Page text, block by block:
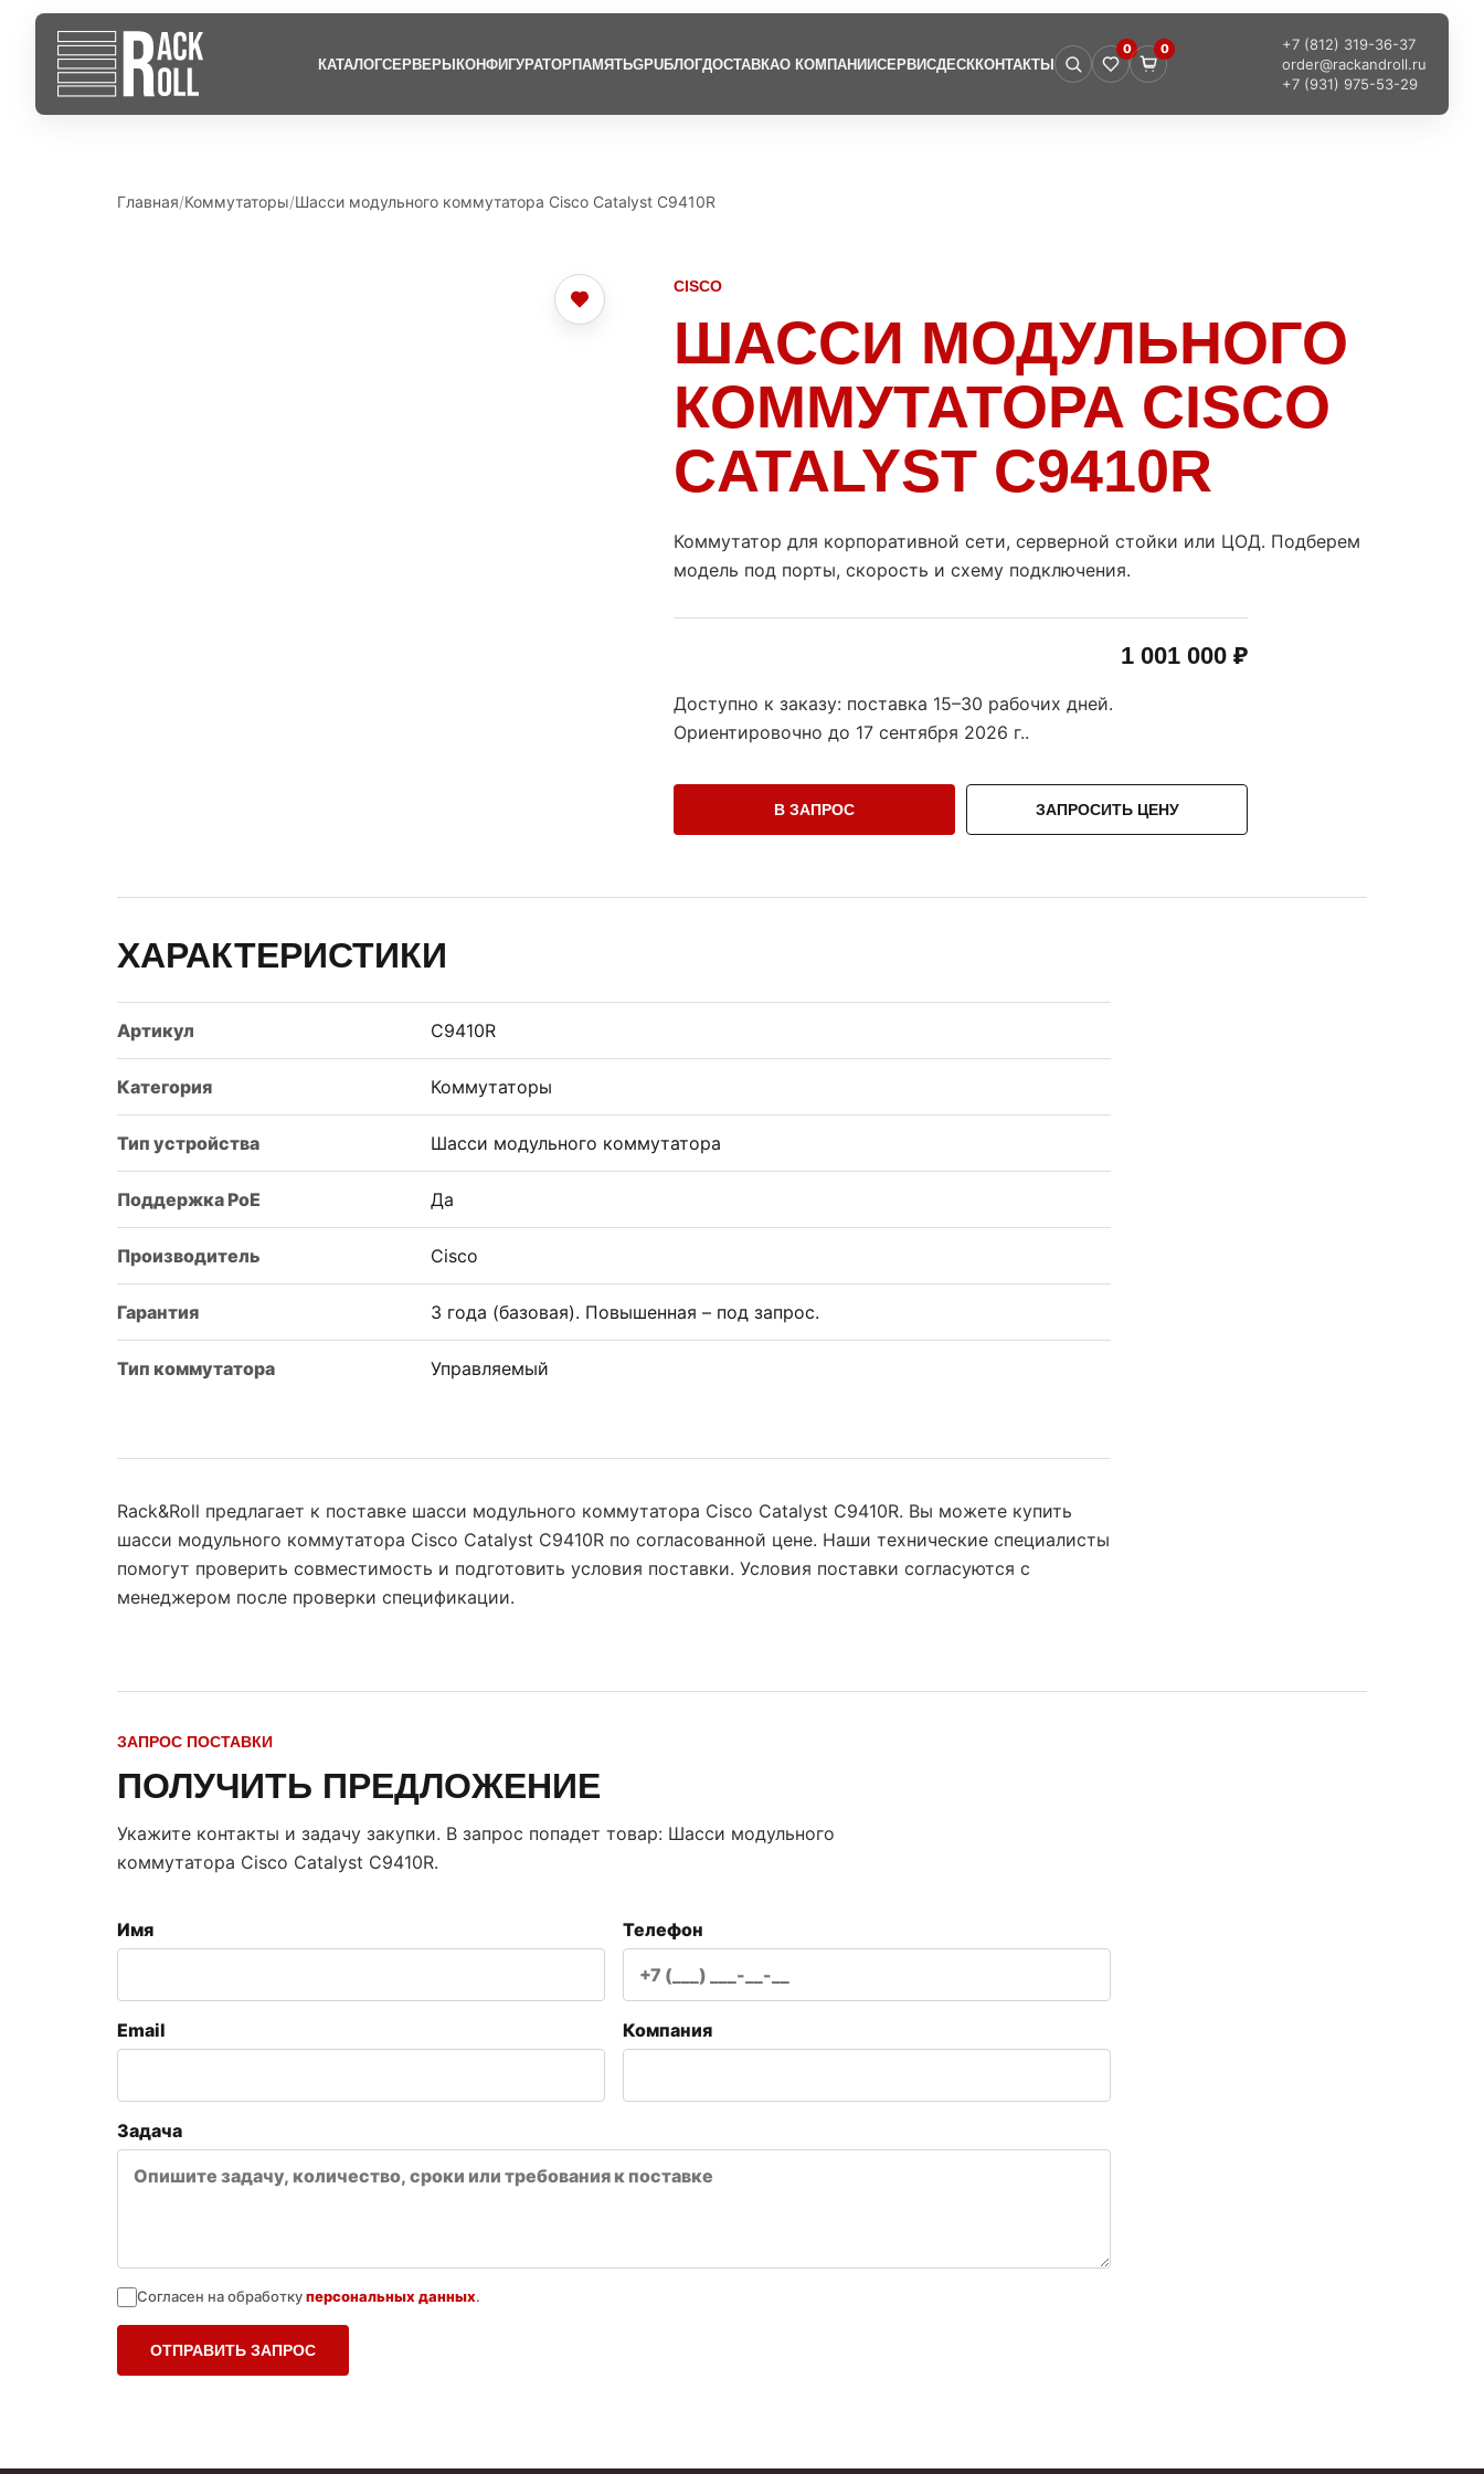
КАТАЛОГСЕРВЕРЫКОНФИГУРАТОРПАМЯТЬGPUБЛОГДОСТАВКАО КОМПАНИИСЕРВИСДЕСККОНТАКТЫ
0 0
+7 (812) 319-36-37
order@rackandroll.ru
+7 (931) 975-53-29
Главная Коммутаторы Шасси модульного коммутатора Cisco Catalyst C9410R
CISCO
ШАССИ МОДУЛЬНОГО
КОММУТАТОРА CISCO
CATALYST C9410R
Коммутатор для корпоративной сети, серверной стойки или ЦОД. Подберем
модель под порты, скорость и схему подключения.
1 001 000 ₽
Доступно к заказу: поставка 15–30 рабочих дней.
Ориентировочно до 17 сентября 2026 г..
В ЗАПРОС ЗАПРОСИТЬ ЦЕНУ
ХАРАКТЕРИСТИКИ
Артикул C9410R
Категория Коммутаторы
Тип устройства Шасси модульного коммутатора
Поддержка PoE Да
Производитель Cisco
Гарантия 3 года (базовая). Повышенная – под запрос.
Тип коммутатора Управляемый
Rack&Roll предлагает к поставке шасси модульного коммутатора Cisco Catalyst C9410R. Вы можете купить
шасси модульного коммутатора Cisco Catalyst C9410R по согласованной цене. Наши технические специалисты
помогут проверить совместимость и подготовить условия поставки. Условия поставки согласуются с
менеджером после проверки спецификации.
ЗАПРОС ПОСТАВКИ
ПОЛУЧИТЬ ПРЕДЛОЖЕНИЕ
Укажите контакты и задачу закупки. В запрос попадет товар: Шасси модульного
коммутатора Cisco Catalyst C9410R.
Имя Телефон
Email Компания
Задача
Согласен на обработкуперсональных данных.
ОТПРАВИТЬ ЗАПРОС